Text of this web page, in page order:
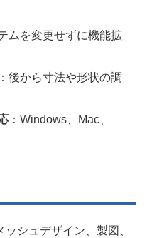
ムを変更せずに機能拡
後から寸法や形状の調
：Windows、Mac、
シュデザイン、製図、